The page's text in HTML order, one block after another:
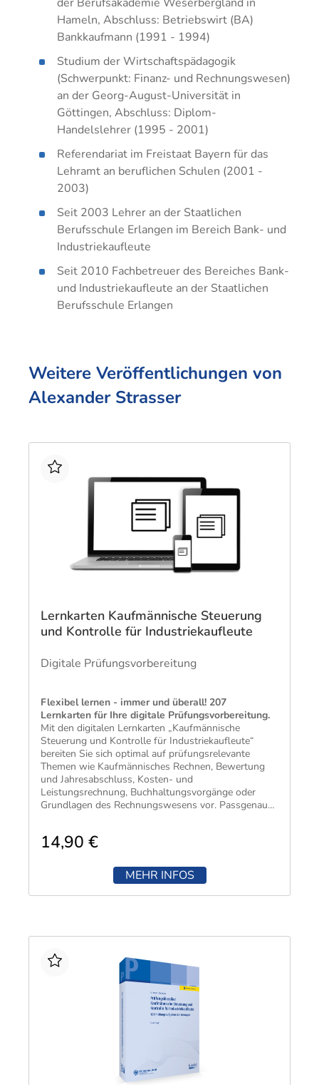
Einzelhandel
Groß-
und
Außenhandelsmanagement
Industriekaufleute
Lagerlogistik
Fachangestellte
Rechtsanwalts-
und
Notarfachangestellte
Steuerfachangestellte
Verwaltungsfachangestellte
Zahnmedizinische
Einzelhandel
Groß-
und
Außenhandelsmanagement
Industriekaufleute
Lagerlogistik
Steuerfachangestellte
Verkäufer
nach
dem
Berufsbildungsgesetz
Betriebswirt
IHK
Technischer
Betriebswirt
Industriemeister
Elektro
Metall
Logistikmeister
und
IT-
Prozesse
Fachassistent
Lohn
und
Gehalt
Fachassistent
Rechnungswesen
und
Einkauf
Fachkaufleute Handwerksmeister
Hameln, Abschluss: Betriebswirt (BA)
Bankkaufmann (1991 - 1994)
Studium der Wirtschaftspädagogik
(Schwerpunkt: Finanz- und Rechnungswesen)
an der Georg-August-Universität in
Göttingen, Abschluss: Diplom-
Handelslehrer (1995 - 2001)
Referendariat im Freistaat Bayern für das
Lehramt an beruflichen Schulen (2001 -
2003)
Seit 2003 Lehrer an der Staatlichen
Berufsschule Erlangen im Bereich Bank- und
Industriekaufleute
Seit 2010 Fachbetreuer des Bereiches Bank-
und Industriekaufleute an der Staatlichen
Berufsschule Erlangen
Weitere Veröffentlichungen von
Alexander Strasser
Lernkarten Kaufmännische Steuerung
und Kontrolle für Industriekaufleute
Digitale Prüfungsvorbereitung
Flexibel lernen - immer und überall! 207
Lernkarten für Ihre digitale Prüfungsvorbereitung.
Mit den digitalen Lernkarten „Kaufmännische
Steuerung und Kontrolle für Industriekaufleute“
bereiten Sie sich optimal auf prüfungsrelevante
Themen wie Kaufmännisches Rechnen, Bewertung
und Jahresabschluss, Kosten- und
Leistungsrechnung, Buchhaltungsvorgänge oder
Grundlagen des Rechnungswesens vor. Passgenau
Smartphone bis Desktop.
14,90 €
MEHR INFOS